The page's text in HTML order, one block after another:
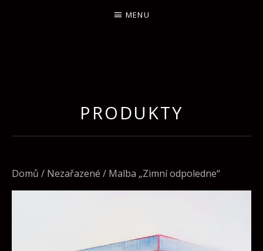
MENU
PRODUKTY
Domů / Nezařazené / Malba „Zimní odpoledne“